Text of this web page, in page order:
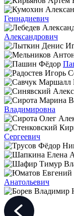
Геннадиевич
Александрович
Владимировна
Сергеевич
Анатольевич